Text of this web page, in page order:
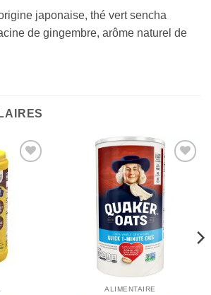
japonaise, thé vert sencha
de gingembre, arôme naturel de
à la liste
souhaits
Ajouter
à la liste
ALIMENTAIRE